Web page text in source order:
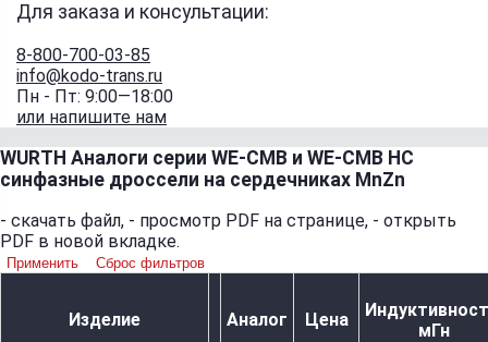
Для заказа и консультации:
8-800-700-03-85
info@kodo-trans.ru
Пн - Пт: 9:00—18:00
или напишите нам
WURTH Аналоги серии WE-CMB и WE-CMB HC
синфазные дроссели на сердечниках MnZn
- скачать файл, - просмотр PDF на странице, - открыть
PDF в новой вкладке.
Применить Сброс фильтров
Изделие Аналог Цена
мГн